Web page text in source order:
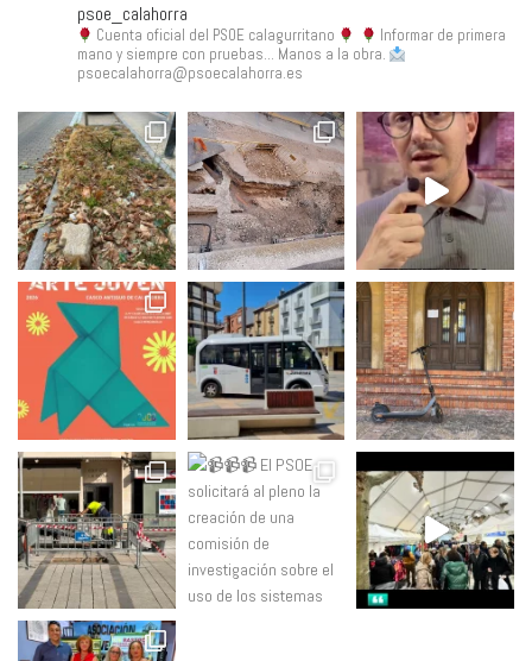
psoe_calahorra
Cuenta oficial del PSOE calagurritano
Informar de primera
mano y siempre con pruebas... Manos a la obra.
psoecalahorra@psoecalahorra.es